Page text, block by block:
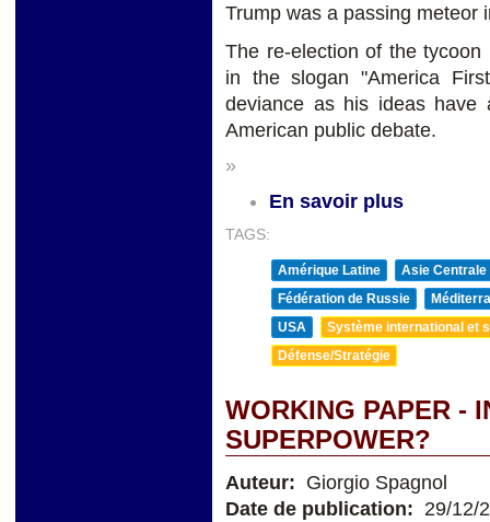
Trump was a passing meteor
The re-election of the
in the slogan "America
deviance as his ideas have
American public debate.
»
En savoir plus
TAGS:
Amérique Latine
Asie Centrale
Fédération de Russie
USA
Système international et
Défense/Stratégie
WORKING PAPER -
SUPERPOWER?
Auteur: Giorgio Spagnol
Date de publication: 29/12/